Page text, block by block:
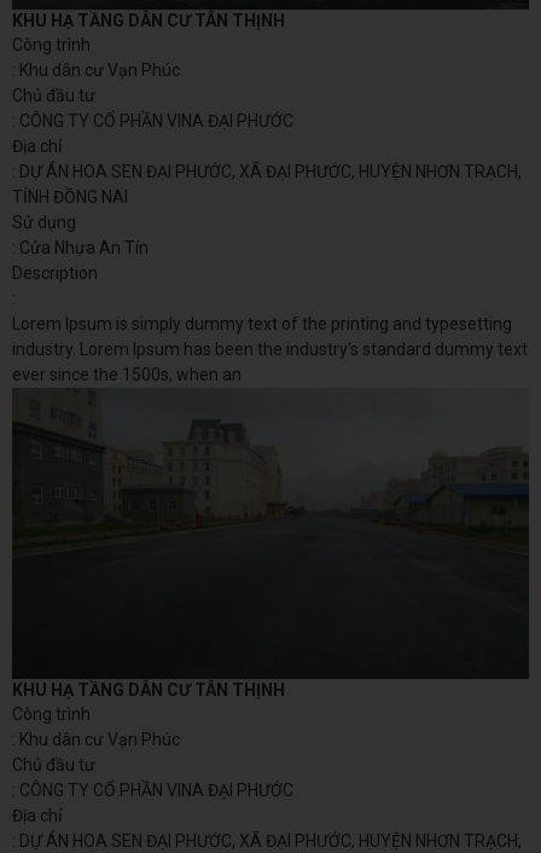
KHU HẠ TẦNG DÂN CƯ TÂN THỊNH
Công trình
: Khu dân cư Vạn Phúc
Chủ đầu tư
: CÔNG TY CỔ PHẦN VINA ĐẠI PHƯỚC
Địa chỉ
: DỰ ÁN HOA SEN ĐẠI PHƯỚC, XÃ ĐẠI PHƯỚC, HUYỆN NHƠN TRẠCH,
TỈNH ĐỒNG NAI
Sử dụng
: Cửa Nhựa An Tín
Description
:
Lorem Ipsum is simply dummy text of the printing and typesetting
industry. Lorem Ipsum has been the industry's standard dummy text
ever since the 1500s, when an
KHU HẠ TẦNG DÂN CƯ TÂN THỊNH
Công trình
: Khu dân cư Vạn Phúc
Chủ đầu tư
: CÔNG TY CỔ PHẦN VINA ĐẠI PHƯỚC
Địa chỉ
: DỰ ÁN HOA SEN ĐẠI PHƯỚC, XÃ ĐẠI PHƯỚC, HUYỆN NHƠN TRẠCH,